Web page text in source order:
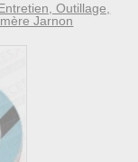
Outillage,
Jarnon